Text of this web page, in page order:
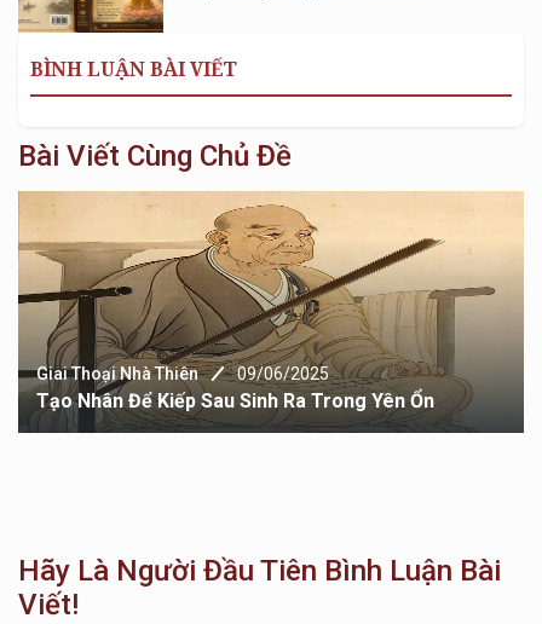
BÌNH LUẬN BÀI VIẾT
Bài Viết Cùng Chủ Đề
Giai Thoại Nhà Thiên 09/06/2025
Tạo Nhân Để Kiếp Sau Sinh Ra Trong Yên Ổn
Hãy Là Người Đầu Tiên Bình Luận Bài
Viết!